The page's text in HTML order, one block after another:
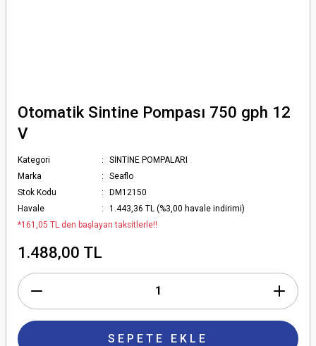
Otomatik Sintine Pompası 750 gph 12
V
Kategori
SİNTİNE POMPALARI
Marka
Seaflo
Stok Kodu
DM12150
Havale
1.443,36 TL (%3,00 havale indirimi)
*161,05 TL den başlayan taksitlerle!!
1.488,00 TL
SEPETE EKLE